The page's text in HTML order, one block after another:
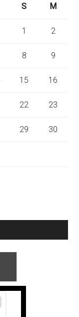
S M
1 2
8 9
15 16
22 23
29 30